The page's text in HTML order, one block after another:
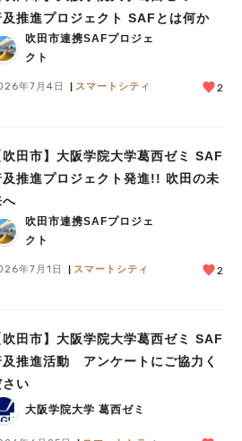
及推進プロジェクト SAFとは何か
吹田市連携SAFプロジェ
クト
年7月4日 スマートシティ 2
吹田市】大阪学院大学葛西ゼミ SAF
及推進プロジェクト発進!! 吹田の未
へ
吹田市連携SAFプロジェ
クト
年7月1日 スマートシティ 2
吹田市】大阪学院大学葛西ゼミ SAF
及推進活動 アンケートにご協力く
さい
大阪学院大学 葛西ゼミ
気のキーワード